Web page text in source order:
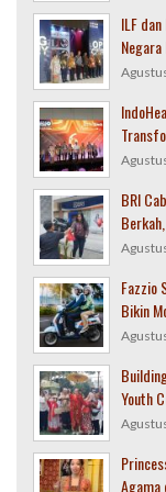
ILF
BRI
Fazzio
Bikin
Youth
Agama